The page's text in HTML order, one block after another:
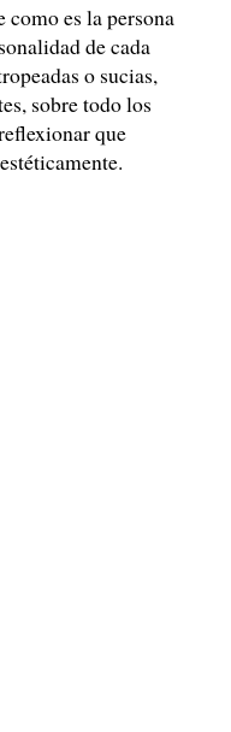
es la persona
de cada
o sucias,
sobre todo los
que